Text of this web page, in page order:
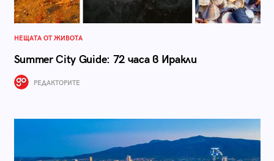
НЕЩАТА ОТ ЖИВОТА
Summer City Guide: 72 часа в Иракли
РЕДАКТОРИТЕ